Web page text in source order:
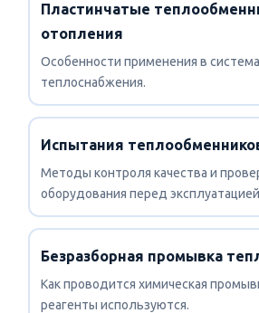
Пластинчатые
отопления
Особенности применения в
теплоснабжения.
Испытания
Методы контроля качества и
оборудования перед
Безразборная промывка
Как проводится химическая
реагенты используются.